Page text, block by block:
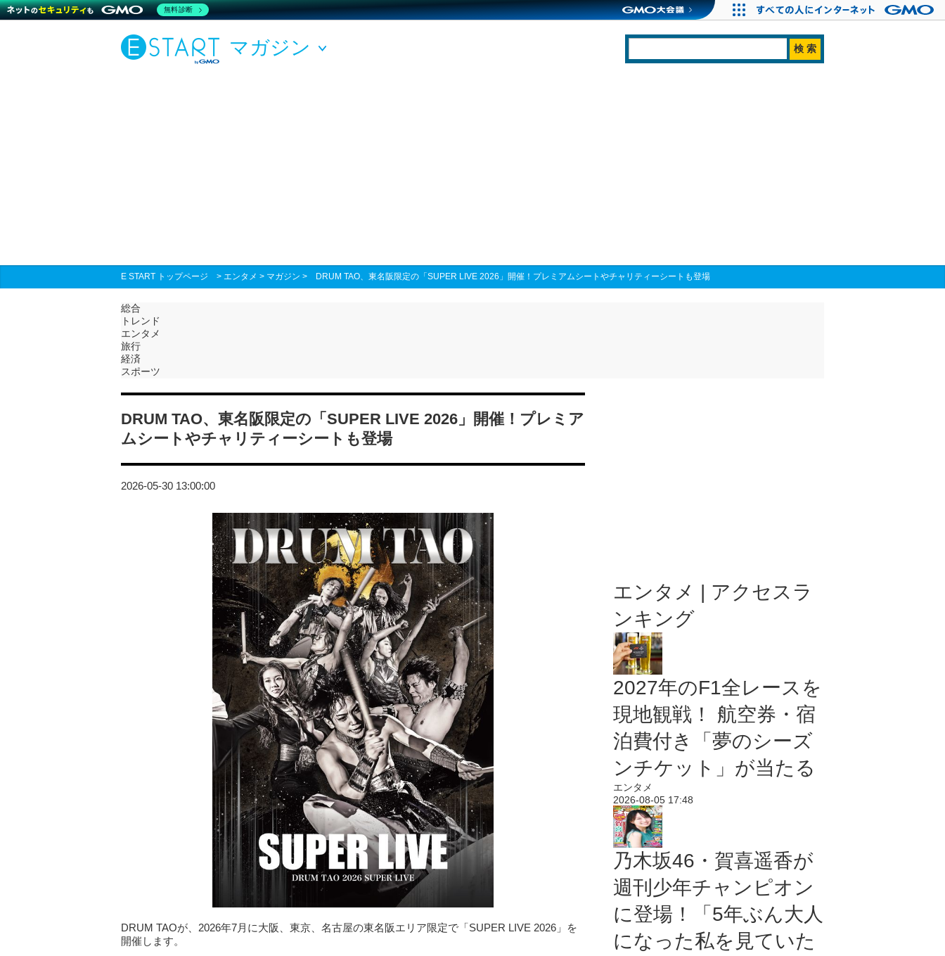
マガジン
E START トップページ > エンタメ > マガジン > DRUM TAO、東名阪限定の「SUPER LIVE 2026」開催！プレミアムシートやチャリティーシートも登場
総合
トレンド
エンタメ
旅行
経済
スポーツ
DRUM TAO、東名阪限定の「SUPER LIVE 2026」開催！プレミア
ムシートやチャリティーシートも登場
2026-05-30 13:00:00
DRUM TAOが、2026年7月に大阪、東京、名古屋の東名阪エリア限定で「SUPER LIVE 2026」を
開催します。
エンタメ | アクセスラ
ンキング
2027年のF1全レースを
現地観戦！ 航空券・宿
泊費付き「夢のシーズ
ンチケット」が当たる
エンタメ
2026-08-05 17:48
乃木坂46・賀喜遥香が
週刊少年チャンピオン
に登場！「5年ぶん大人
になった私を見ていた
無料診断